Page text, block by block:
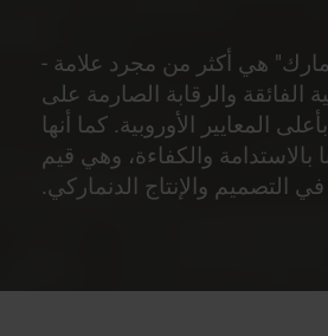
هي أكثر من مجرد علامة -
والرقابة الصارمة على
المعايير الأوروبية. كما أنها
بالاستدامة والكفاءة، وهي قيم
التصميم والإنتاج الدنماركي.